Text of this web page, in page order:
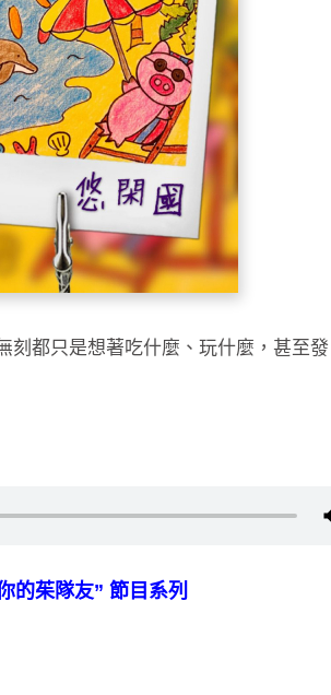
刻都只是想著吃什麼、玩什麼，甚至發
的茱隊友” 節目系列